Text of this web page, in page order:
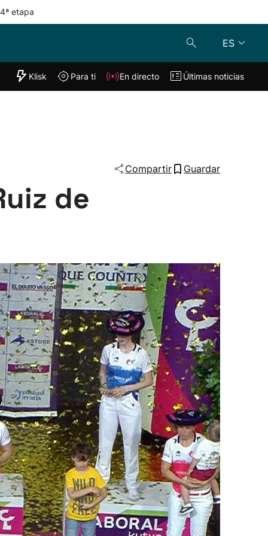
etapa
ES
"Helmuga"
Klisk En directo
Klisk Para ti En directo Últimas noticias
Compartir Guardar
de